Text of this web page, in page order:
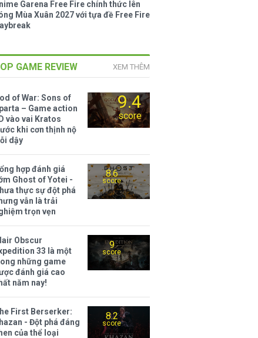
Garena Free Fire chính thức lên
Mùa Xuân 2027 với tựa đề Free Fire
GAME REVIEW XEM THÊM
9.4
score
of War: Sons of
– Game action
vào vai Kratos
khi cơn thịnh nộ
dậy
8.6
score
hợp đánh giá
Ghost of Yotei -
thực sự đột phá
vẫn là trải
trọn vẹn
9
score
Obscur
33 là một
những game
đánh giá cao
năm nay!
8.2
score
First Berserker:
- Đột phá đáng
của thể loại